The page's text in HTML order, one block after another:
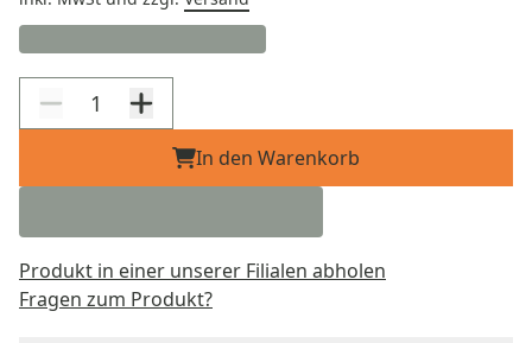
In den Warenkorb
Produkt in einer unserer Filialen abholen
Fragen zum Produkt?